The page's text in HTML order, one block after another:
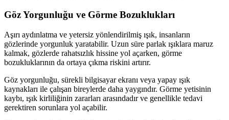
Göz Yorgunluğu ve Görme Bozuklukları
Aşırı aydınlatma ve yetersiz yönlendirilmiş ışık, insanların
gözlerinde yorgunluk yaratabilir. Uzun süre parlak ışıklara maruz
kalmak, gözlerde rahatsızlık hissine yol açarken, görme
bozukluklarının da ortaya çıkma riskini artırır.
Göz yorgunluğu, sürekli bilgisayar ekranı veya yapay ışık
kaynakları ile çalışan bireylerde daha yaygındır. Görme yetisinin
kaybı, ışık kirliliğinin zararları arasındadır ve genellikle tedavi
gerektiren sorunlara yol açabilir.